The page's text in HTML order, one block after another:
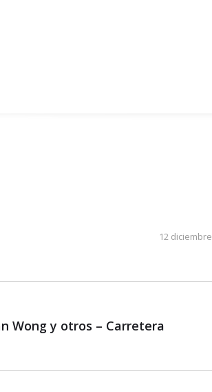
12
Wong y otros – Carretera